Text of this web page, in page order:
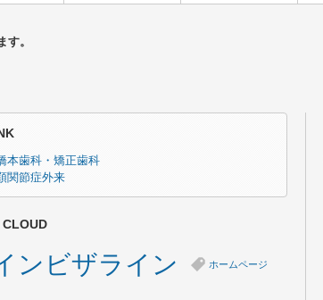
。
本歯科・矯正歯科
関節症外来
CLOUD
ンビザライン ホームページ